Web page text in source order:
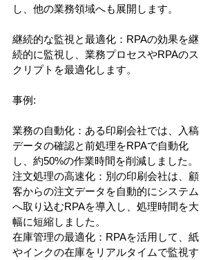
し、他の業務領域へも展開します。
継続的な監視と最適化：RPAの効果を継
続的に監視し、業務プロセスやRPAのス
クリプトを最適化します。
事例:
業務の自動化：ある印刷会社では、入稿
データの確認と前処理をRPAで自動化
し、約50%の作業時間を削減しました。
注文処理の高速化：別の印刷会社は、顧
客からの注文データを自動的にシステム
へ取り込むRPAを導入し、処理時間を大
幅に短縮しました。
在庫管理の最適化：RPAを活用して、紙
やインクの在庫をリアルタイムで監視す